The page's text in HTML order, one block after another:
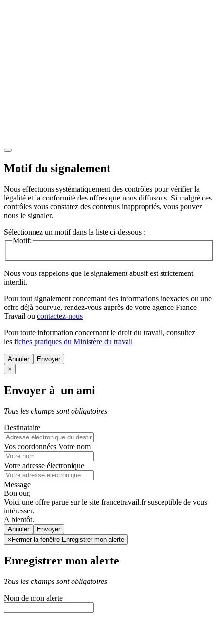
Motif du signalement
Nous effectuons systématiquement des contrôles pour vérifier la
légalité et la conformité des offres que nous diffusons. Si malgré ces
contrôles vous constatez des contenus inappropriés, vous pouvez
nous le signaler.
Sélectionnez un motif dans la liste ci-dessous :
Motif:
Nous vous rappelons que le signalement abusif est strictement
interdit.
Pour tout signalement concernant des informations inexactes ou une
offre déjà pourvue, rendez-vous auprès de votre agence France
Travail ou contactez-nous
Pour toute information concernant le droit du travail, consultez
les fiches pratiques du Ministère du travail
Annuler
×
Envoyer à un ami
Tous les champs sont obligatoires
Destinataire
Vos coordonnées Votre nom
Votre adresse électronique
Message
Bonjour,
Voici une offre parue sur le site francetravail.fr susceptible de vous
intéresser.
A bientôt.
Annuler
× Fermer la fenêtre Enregistrer mon alerte
Enregistrer mon alerte
Tous les champs sont obligatoires
Nom de mon alerte